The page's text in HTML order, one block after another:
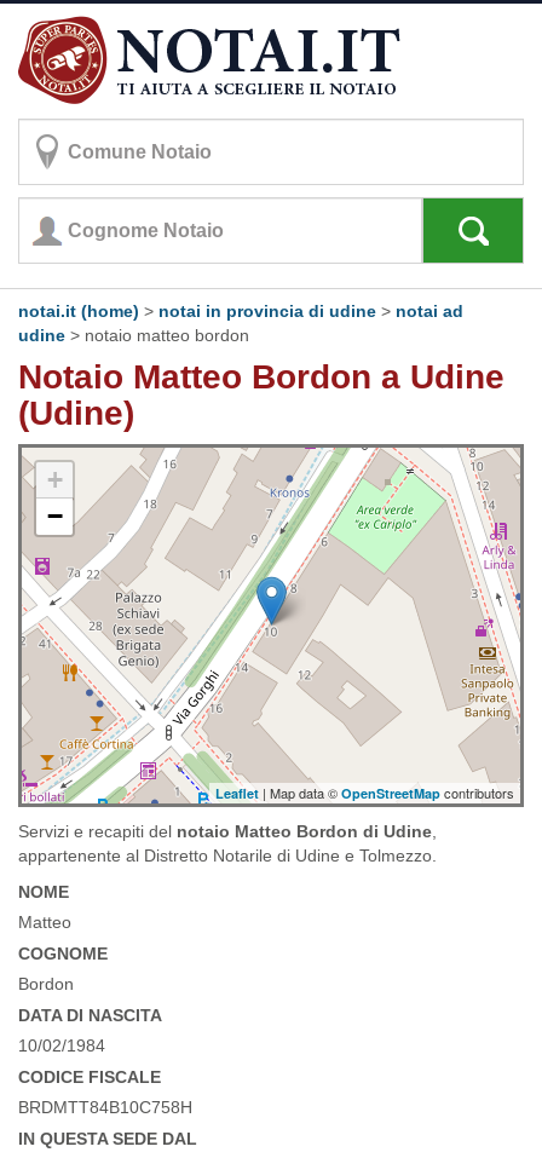
notai.it (home) > notai in provincia di udine > notai ad
udine > notaio matteo bordon
Notaio Matteo Bordon a Udine
(Udine)
+
−
Leaflet | Map data © OpenStreetMap contributors
Servizi e recapiti del notaio Matteo Bordon di Udine
appartenente al Distretto Notarile di Udine e Tolmezzo.
NOME
Matteo
COGNOME
Bordon
DATA DI NASCITA
10/02/1984
CODICE FISCALE
BRDMTT84B10C758H
IN QUESTA SEDE DAL